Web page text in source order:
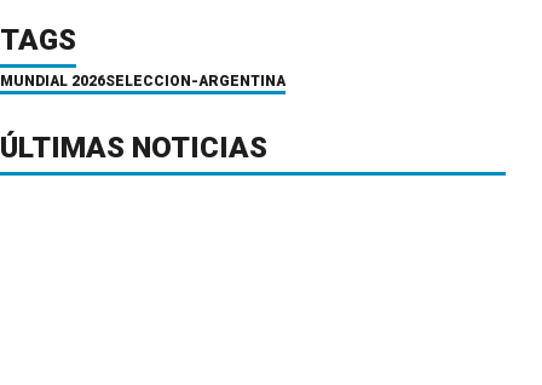
TAGS
MUNDIAL 2026SELECCION-ARGENTINA
ÚLTIMAS NOTICIAS